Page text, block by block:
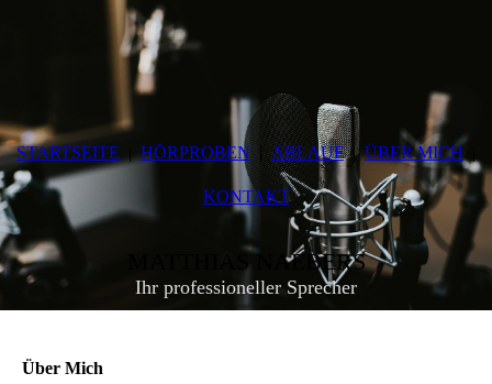
STARTSEITE HÖRPROBEN ABLAUF ÜBER MICH
KONTAKT
MATTHIAS NAEBERS
Ihr professioneller Sprecher
Über Mich